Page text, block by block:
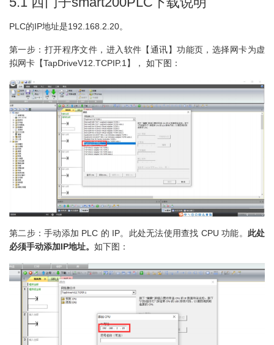
PLC的IP地址是192.168.2.20。
第一步：打开程序文件，进入软件【通讯】功能页，选择网卡为虚
拟网卡【TapDriveV12.TCPIP.1】， 如下图：
第二步：手动添加 PLC 的 IP。此处无法使用查找 CPU 功能。 此处
必须手动添加IP地址。 如下图：